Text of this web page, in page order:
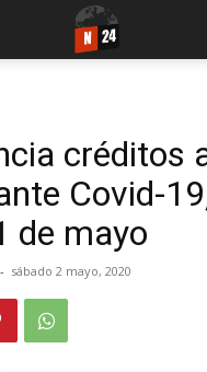
créditos
Covid-
de mayo
- sábado 2 mayo, 2020